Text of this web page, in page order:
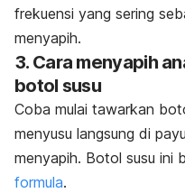
frekuensi yang sering
menyapih.
3. Cara menyapih
botol susu
Coba mulai tawarkan
menyusu langsung di
menyapih. Botol susu ini
formula.